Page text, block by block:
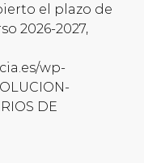
el plazo de
2026-2027,
wp-
DE